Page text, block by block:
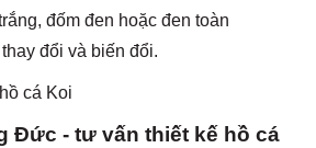
đốm đen hoặc đen toàn
đổi và biến đổi.
Đức - tư vấn thiết kế hồ cá